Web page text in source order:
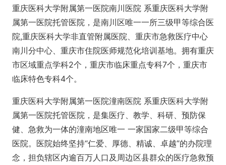
重庆医科大学附属第一医院南川医院 系重庆医科大学附
属第一医院托管医院，是南川区唯一一所三级甲等综合医
院,重庆医科大学非直管附属医院、重庆市急救医疗中心
南川分中心、重庆市住院医师规范化培训基地。拥有重庆
市区域重点学科2个，重庆市临床重点专科7个，重庆市
临床特色专科4个。
重庆医科大学附属第一医院潼南医院 系重庆医科大学附
属第一医院托管医院，是集医疗、教学、科研、预防保
健、急救为一体的潼南地区唯一 一家国家二级甲等综合
医院。医院始终坚持“仁爱、厚德、精诚、卓越”的办院理
念，担负辖区内逾百万人口及周边区县群众的医疗急救预